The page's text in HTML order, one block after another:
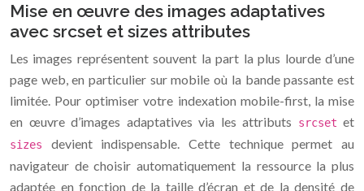
Mise en œuvre des images adaptatives
avec srcset et sizes attributes
Les images représentent souvent la part la plus lourde d’une
page web, en particulier sur mobile où la bande passante est
limitée. Pour optimiser votre indexation mobile-first, la mise
en œuvre d’images adaptatives via les attributs
srcset et
sizes
devient indispensable. Cette technique permet au
navigateur de choisir automatiquement la ressource la plus
adaptée en fonction de la taille d’écran et de la densité de